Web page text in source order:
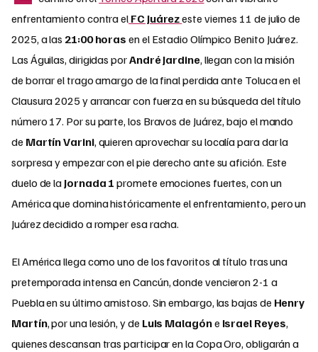
enfrentamiento contra el FC Juárezeste viernes 11 de julio de
2025, a las 21:00 horas en el Estadio Olímpico Benito Juárez.
Las Águilas, dirigidas porAndré Jardine, llegan con la misión
de borrar el trago amargo de la final perdida ante Toluca en el
Clausura 2025 y arrancar con fuerza en su búsqueda del título
número 17. Por su parte, los Bravos de Juárez, bajo el mando
de Martín Varini, quieren aprovechar su localía para dar la
sorpresa y empezar con el pie derecho ante su afición. Este
duelo de la Jornada 1 promete emociones fuertes, con un
América que domina históricamente el enfrentamiento, pero un
Juárez decidido a romper esa racha.
El América llega como uno de los favoritos al título tras una
pretemporada intensa en Cancún, donde vencieron 2-1 a
Puebla en su último amistoso. Sin embargo, las bajas de Henry
Martín, por una lesión, y de Luis Malagóne Israel Reyes,
quienes descansan tras participar en la Copa Oro, obligarán a